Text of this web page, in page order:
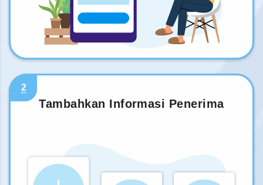
2
Tambahkan Informasi Penerima